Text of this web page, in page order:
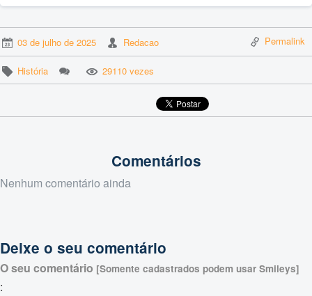
03 de julho de 2025 Redacao Permalink
História 29110 vezes
Comentários
Nenhum comentário ainda
Deixe o seu comentário
O seu comentário [Somente cadastrados podem usar Smileys]
: